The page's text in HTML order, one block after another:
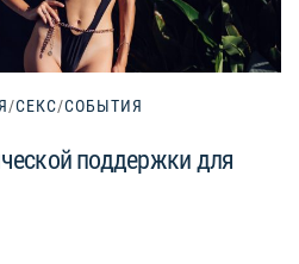
/СЕКС/СОБЫТИЯ
поддержки для